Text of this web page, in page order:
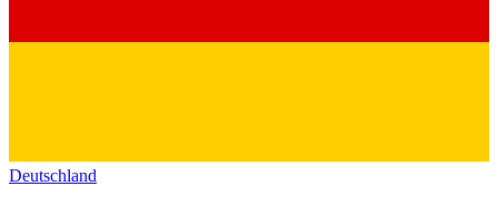
Deutschland